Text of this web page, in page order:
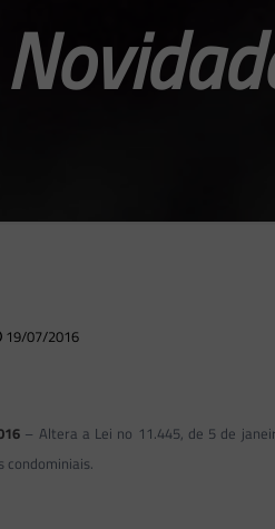
19/07/2016
– Altera a Lei no 11.445, de 5 de
condominiais.